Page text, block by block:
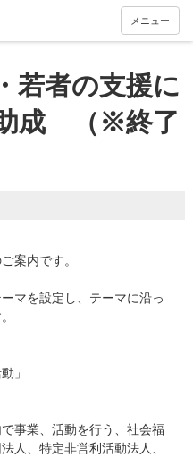
メニュー
若者の支援に
成 （※終了
案内です。
マを設定し、テーマに沿っ
」
事業、活動を行う、社会福
人、特定非営利活動法人、